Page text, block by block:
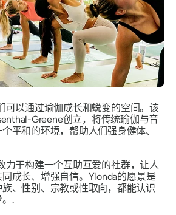
可以通过瑜伽成长和蜕变的空间。该
Greene创立，将传统瑜伽与音
平和的环境，帮助人们强身健体、
力于构建一个互助互爱的社群，让人
成长、增强自信。Ylonda的愿景是
、性别、宗教或性取向，都能认识
.